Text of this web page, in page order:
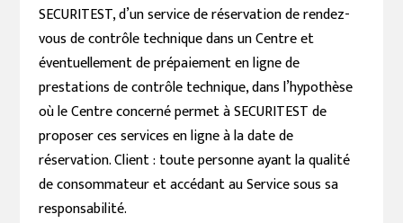
SECURITEST, d’un service de réservation de rendez-
vous de contrôle technique dans un Centre et
éventuellement de prépaiement en ligne de
prestations de contrôle technique, dans l’hypothèse
où le Centre concerné permet à SECURITEST de
proposer ces services en ligne à la date de
réservation. Client : toute personne ayant la qualité
de consommateur et accédant au Service sous sa
responsabilité.